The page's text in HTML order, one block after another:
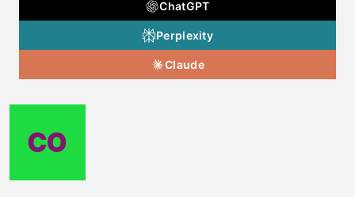
ChatGPT
Perplexity
Claude